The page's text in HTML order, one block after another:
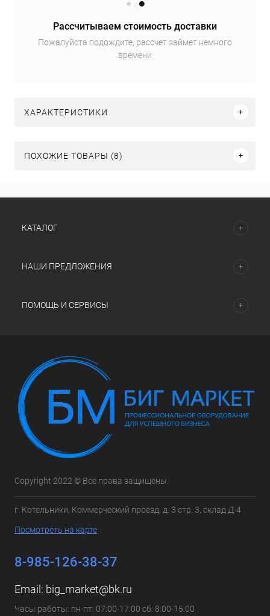
Рассчитываем стоимость доставки
Пожалуйста подождите, рассчет займет немного
времени
ХАРАКТЕРИСТИКИ
ПОХОЖИЕ ТОВАРЫ (8)
КАТАЛОГ
НАШИ ПРЕДЛОЖЕНИЯ
ПОМОЩЬ И СЕРВИСЫ
Copyright 2022 © Все права защищены.
г. Котельники, Коммерческий проезд, д. 3 стр. 3, склад Д-4
Посмотреть на карте
8-985-126-38-37
Email: big_market@bk.ru
Часы работы: пн-пт: 07:00-17:00 сб: 8:00-15:00